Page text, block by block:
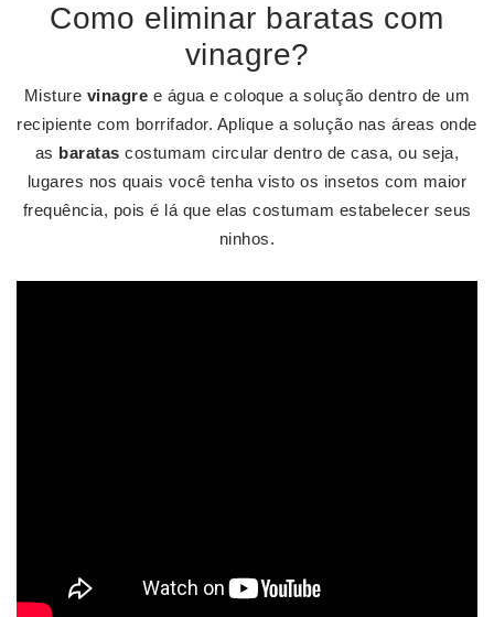
Como eliminar baratas com
vinagre?
Misture vinagre e água e coloque a solução dentro de um
recipiente com borrifador. Aplique a solução nas áreas onde
as baratas costumam circular dentro de casa, ou seja,
lugares nos quais você tenha visto os insetos com maior
frequência, pois é lá que elas costumam estabelecer seus
ninhos.